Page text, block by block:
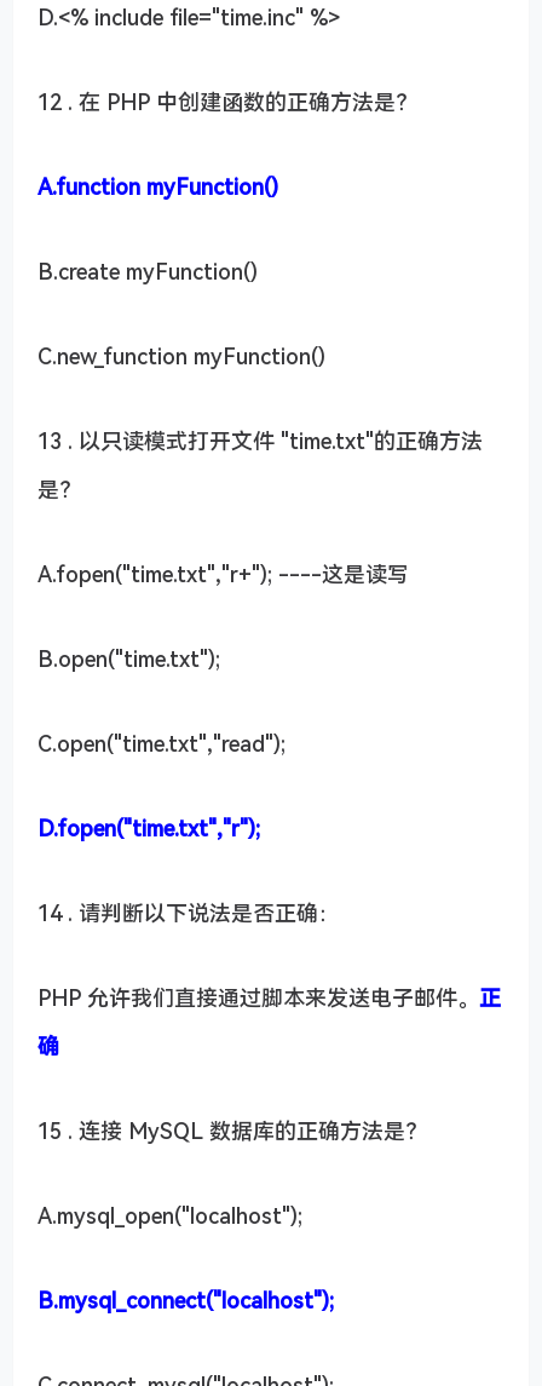
D.<% include file="time.inc" %>
12 . 在 PHP 中创建函数的正确方法是？
A.function myFunction()
B.create myFunction()
C.new_function myFunction()
13 . 以只读模式打开文件 "time.txt"的正确方法
是？
A.fopen("time.txt","r+"); ----这是读写
B.open("time.txt");
C.open("time.txt","read");
D.fopen("time.txt","r");
14 . 请判断以下说法是否正确：
PHP 允许我们直接通过脚本来发送电子邮件。 正
确
15 . 连接 MySQL 数据库的正确方法是？
A.mysql_open("localhost");
B.mysql_connect("localhost");